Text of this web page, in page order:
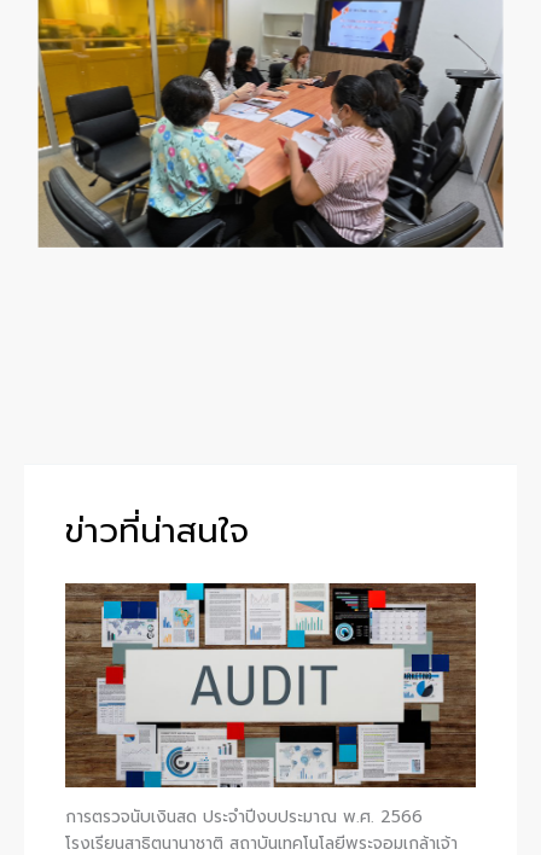
ข่าวที่น่าสนใจ
การตรวจนับเงินสด ประจำปีงบประมาณ พ.ศ. 2566
โรงเรียนสาธิตนานาชาติ สถาบันเทคโนโลยีพระจอมเกล้าเจ้า